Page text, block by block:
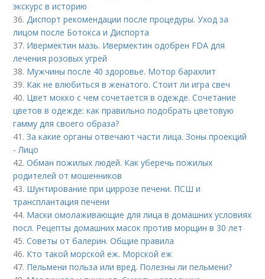
экскурс в историю
36.Диспорт рекомендации после процедуры. Уход за
лицом после Ботокса и Диспорта
37. Ивермектин мазь. Ивермектин одобрен FDA для
лечения розовых угрей
38. Мужчины после 40 здоровье. Мотор барахлит
39. Как не влюбиться в женатого. Стоит ли игра свеч
40. Цвет мокко с чем сочетается в одежде. Сочетание
цветов в одежде: как правильно подобрать цветовую
гамму для своего образа?
41.За какие органы отвечают части лица. Зоны проекций
- Лицо
42.Обман пожилых людей. Как уберечь пожилых
родителей от мошенников
43. Шунтирование при циррозе печени. ПСШ и
трансплантация печени
44. Маски омолаживающие для лица в домашних условиях
посл. Рецепты домашних масок против морщин в 30 лет
45.Советы от балерин. Общие правила
46. Кто такой морской еж. Морской еж
47. Пельмени польза или вред. Полезны ли пельмени?